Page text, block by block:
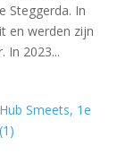
Steggerda. In
en werden zijn
In 2023...